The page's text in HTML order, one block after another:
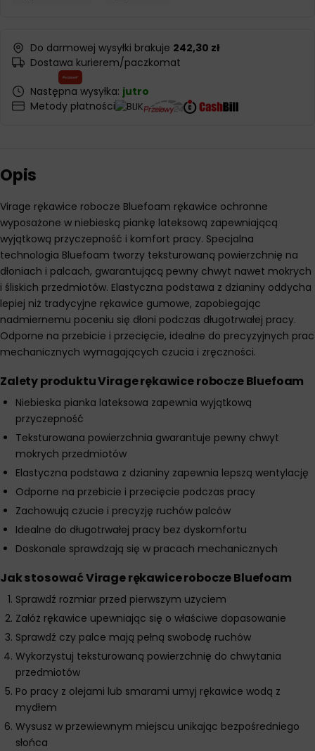
Do darmowej wysyłki brakuje 242,30 zł
Dostawa kurierem/paczkomat
Następna wysyłka: jutro
Metody płatności
Opis
Virage rękawice robocze Bluefoam rękawice ochronne
wyposażone w niebieską piankę lateksową zapewniającą
wyjątkową przyczepność i komfort pracy. Specjalna
technologia Bluefoam tworzy teksturowaną powierzchnię na
dłoniach i palcach, gwarantującą pewny chwyt nawet mokrych
i śliskich przedmiotów. Elastyczna podstawa z dzianiny oddycha
lepiej niż tradycyjne rękawice gumowe, zapobiegając
nadmiernemu poceniu się dłoni podczas długotrwałej pracy.
Odporne na przebicie i przecięcie, idealne do precyzyjnych prac
mechanicznych wymagających czucia i zręczności.
Zalety produktu Virage rękawice robocze Bluefoam
Niebieska pianka lateksowa zapewnia wyjątkową
przyczepność
Teksturowana powierzchnia gwarantuje pewny chwyt
mokrych przedmiotów
Elastyczna podstawa z dzianiny zapewnia lepszą wentylację
Odporne na przebicie i przecięcie podczas pracy
Zachowują czucie i precyzję ruchów palców
Idealne do długotrwałej pracy bez dyskomfortu
Doskonale sprawdzają się w pracach mechanicznych
Jak stosować Virage rękawice robocze Bluefoam
Sprawdź rozmiar przed pierwszym użyciem
Załóż rękawice upewniając się o właściwe dopasowanie
Sprawdź czy palce mają pełną swobodę ruchów
Wykorzystuj teksturowaną powierzchnię do chwytania
przedmiotów
Po pracy z olejami lub smarami umyj rękawice wodą z
mydłem
Wysusz w przewiewnym miejscu unikając bezpośredniego
słońca